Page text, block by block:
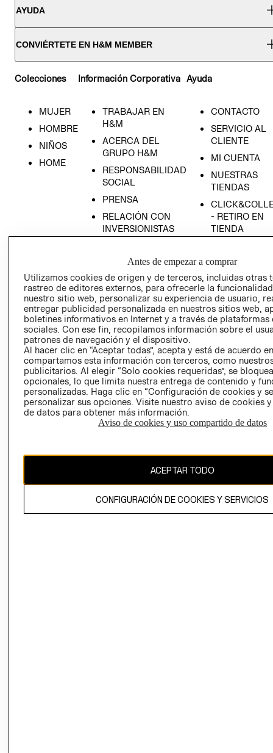
AYUDA
CONVIÉRTETE EN H&M MEMBER
Colecciones
MUJER
HOMBRE
NIÑOS
HOME
Información Corporativa
TRABAJAR EN
H&M
ACERCA DEL
GRUPO H&M
RESPONSABILIDAD
SOCIAL
PRENSA
RELACIÓN CON
INVERSIONISTAS
EMPRESARIAL
Ayuda
CONTACTO
SERVICIO AL
CLIENTE
MI CUENTA
NUESTRAS
TIENDAS
- RETIRO EN
TIENDA
CONDICIONES
AVISO DE
PRIVACIDAD
GIFT CARD
AVISO DE
COOKIES
Chile ($)
El contenido de esta página web está protegido por copyright y es
propiedad de H&M Hennes & Mauritz AB.
Antes de empezar a comprar
Utilizamos cookies de origen y de terceros, incluidas otras
rastreo de editores externos, para ofrecerle la
nuestro sitio web, personalizar su experiencia de usuario,
entregar publicidad personalizada en nuestros sitios web,
boletines informativos en Internet y a través de plataformas
sociales. Con ese fin, recopilamos información sobre el
patrones de navegación y el dispositivo.
Al hacer clic en “Aceptar todas”, acepta y está de acuerdo
compartamos esta información con terceros, como
publicitarios. Al elegir “Solo cookies requeridas”, se
opcionales, lo que limita nuestra entrega de contenido y
personalizadas. Haga clic en “Configuración de cookies y
personalizar sus opciones. Visite nuestro aviso de cookies
de datos para obtener más información.
Aviso de cookies y uso compartido de datos
ACEPTAR TODO
CONFIGURACIÓN DE COOKIES Y SERVICIOS